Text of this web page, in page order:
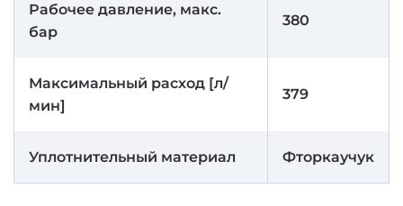
Рабочее давление, макс.
бар
380
Максимальный расход [л/
мин]
379
Уплотнительный материал Фторкаучук